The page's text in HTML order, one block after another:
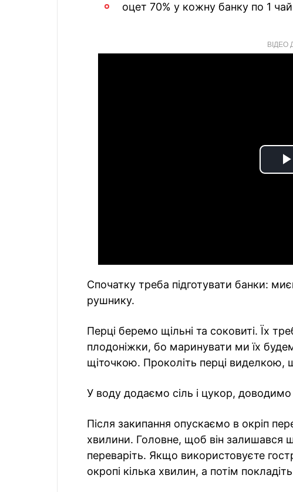
оцет 70% у кожну банку по 1
ВІДЕО
Спочатку треба підготувати банки:
рушнику.
Перці беремо щільні та соковиті. Їх
плодоніжки, бо маринувати ми їх
щіточкою. Проколіть перці виделкою,
У воду додаємо сіль і цукор, доводимо
Після закипання опускаємо в окріп
хвилини. Головне, щоб він залишався
переваріть. Якщо використовуєте
окропі кілька хвилин, а потім